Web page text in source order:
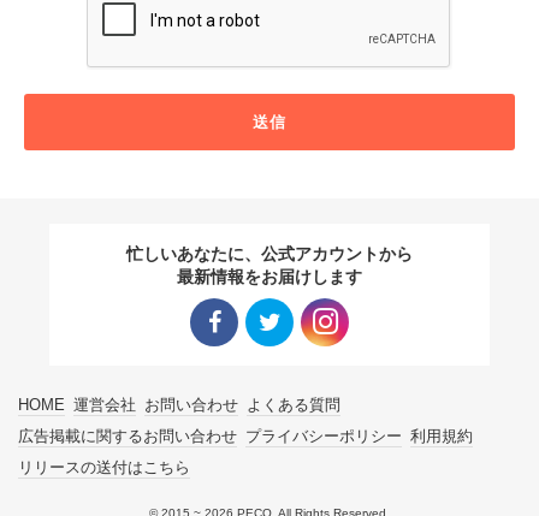
送信
忙しいあなたに、公式アカウントから
最新情報をお届けします
HOME 運営会社 お問い合わせ よくある質問
広告掲載に関するお問い合わせ プライバシーポリシー 利用規約
リリースの送付はこちら
© 2015 ~ 2026 PECO. All Rights Reserved.